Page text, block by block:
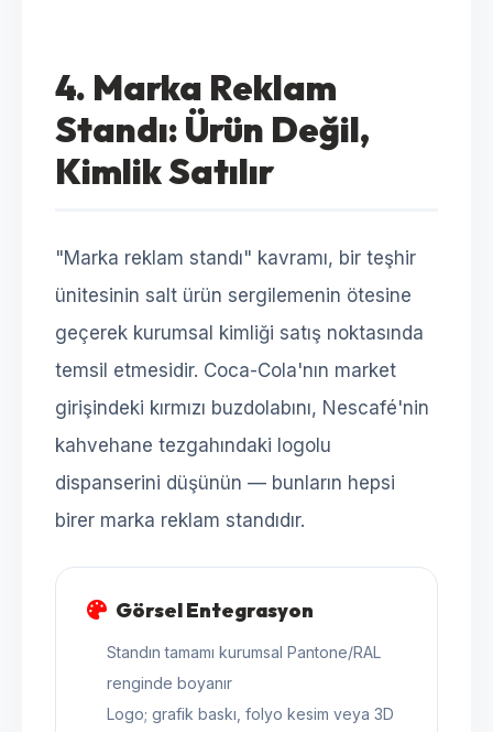
4. Marka Reklam
Standı: Ürün Değil,
Kimlik Satılır
"Marka reklam standı" kavramı, bir teşhir
ünitesinin salt ürün sergilemenin ötesine
geçerek kurumsal kimliği satış noktasında
temsil etmesidir. Coca-Cola'nın market
girişindeki kırmızı buzdolabını, Nescafé'nin
kahvehane tezgahındaki logolu
dispanserini düşünün — bunların hepsi
birer marka reklam standıdır.
Görsel Entegrasyon
Standın tamamı kurumsal Pantone/RAL
renginde boyanır
Logo; grafik baskı, folyo kesim veya 3D